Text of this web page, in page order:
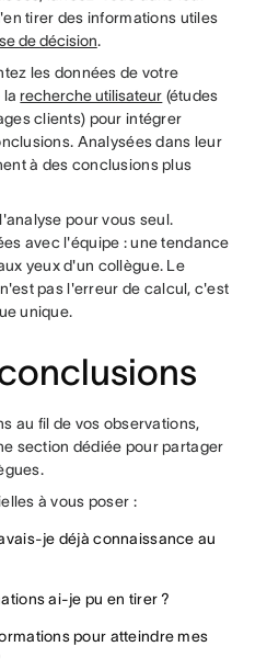
tirer des informations utiles
de décision.
les données de votre
la recherche utilisateur (études
clients) pour intégrer
Analysées dans leur
à des conclusions plus
pour vous seul.
avec l'équipe : une tendance
yeux d'un collègue. Le
pas l'erreur de calcul, c'est
unique.
au fil de vos observations,
section dédiée pour partager
à vous poser :
je déjà connaissance au
ai-je pu en tirer ?
pour atteindre mes